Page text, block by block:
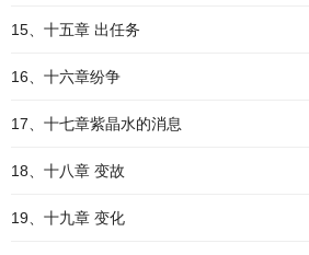
15、十五章 出任务
16、十六章纷争
17、十七章紫晶水的消息
18、十八章 变故
19、十九章 变化